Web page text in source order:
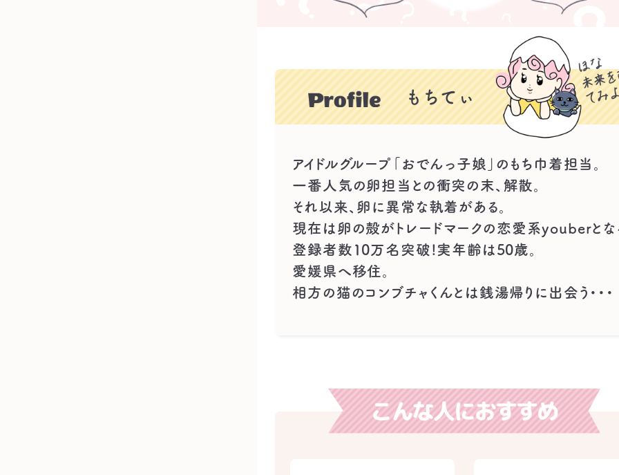
もちてぃ
アイドルグループ「おでんっ子娘」のもち巾着担当。
一番人気の卵担当との衝突の末、解散。
それ以来、卵に異常な執着がある。
現在は卵の殻がトレードマークの恋愛系youberとな
登録者数10万名突破!実年齢は50歳。
愛媛県へ移住。
相方の猫のコンブチャくんとは銭湯帰りに出会う・・・